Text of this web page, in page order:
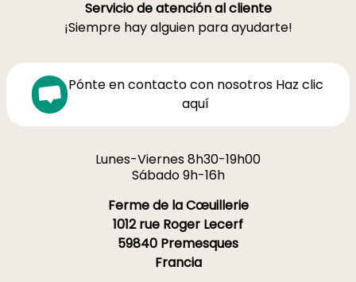
Servicio de atención al cliente
¡Siempre hay alguien para ayudarte!
Pónte en contacto con nosotros Haz clic
aquí
Lunes-Viernes 8h30-19h00
Sábado 9h-16h
Ferme de la Cœuillerie
1012 rue Roger Lecerf
59840 Premesques
Francia